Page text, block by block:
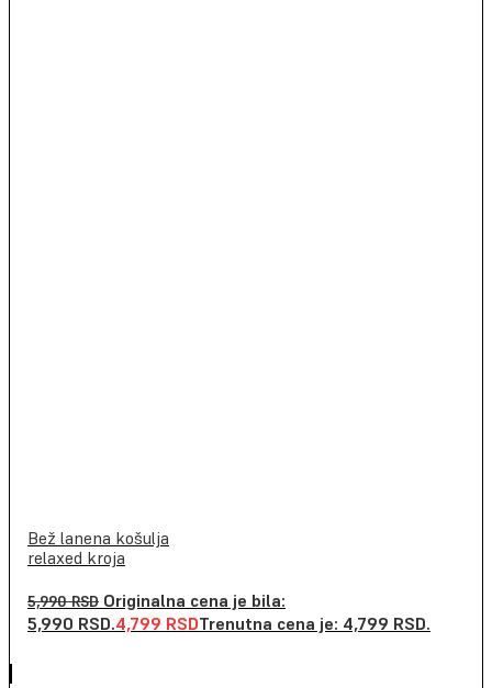
Bež lanena košulja
relaxed kroja
5,990RSD Originalna cena je bila:
5,990 RSD.4,799 RSDTrenutna cena je: 4,799 RSD.